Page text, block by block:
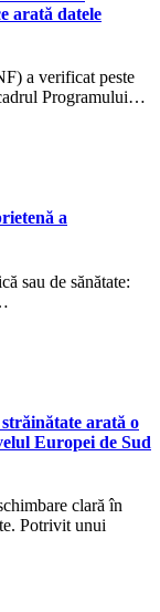
arată datele
a verificat peste
Programului…
a
sau de sănătate:
arată o
Europei de Sud
clară în
Potrivit unui